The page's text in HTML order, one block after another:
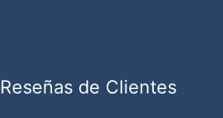
Reseñas de Clientes